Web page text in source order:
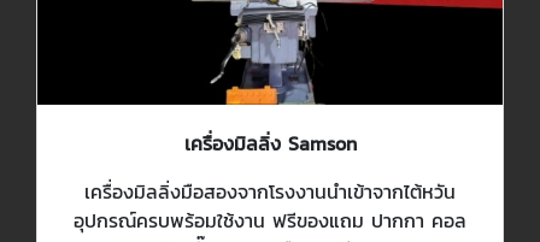
เครื่องมิลลิ่ง Samson
เครื่องมิลลิ่งมือสองจากโรงงานนำเข้าจากไต้หวัน
อุปกรณ์ครบพร้อมใช้งาน ฟรีของแถม ปากกา คอล